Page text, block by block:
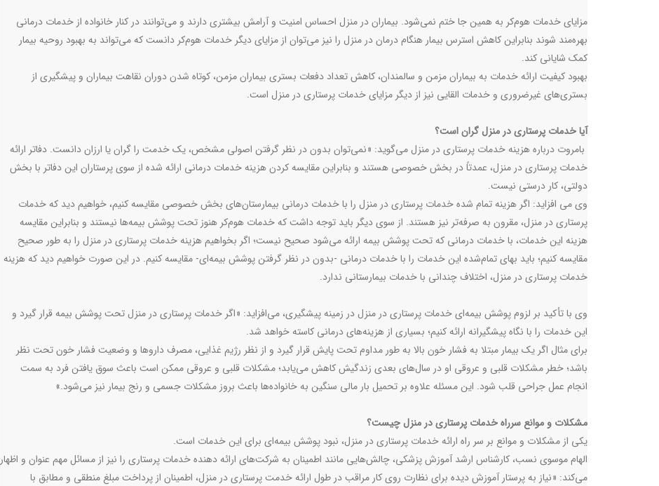
مزایای خدمات هوم‌کر به همین جا ختم نمی‌شود. بیماران در منزل احساس امنیت و آرامش بیشتری دارند و می‌توانند در کنار خانواده از خدمات درمانی
بهره‌مند شوند بنابراین کاهش استرس بیمار هنگام درمان در منزل را نیز می‌توان از مزایای دیگر خدمات هوم‌کر دانست که می‌تواند به بهبود روحیه بیمار
کمک شایانی کند.
بهبود کیفیت ارائه خدمات به بیماران مزمن و سالمندان، کاهش تعداد دفعات بستری بیماران مزمن، کوتاه شدن دوران نقاهت بیماران و پیشگیری از
بستری‌های غیرضروری و خدمات القایی نیز از دیگر مزایای خدمات پرستاری در منزل است.
آیا خدمات پرستاری در منزل گران است؟
بامروت درباره هزینه خدمات پرستاری در منزل می‌گوید: «نمی‌توان بدون در نظر گرفتن اصولی مشخص، یک خدمت را گران یا ارزان دانست. دفاتر ارائه
خدمات پرستاری در منزل، عمدتاً در بخش خصوصی هستند و بنابراین مقایسه کردن هزینه خدمات درمانی ارائه شده از سوی پرستاران این دفاتر با بخش
دولتی، کار درستی نیست.
وی می افزاید: اگر هزینه تمام شده خدمات پرستاری در منزل را با خدمات درمانی بیمارستان‌های بخش خصوصی مقایسه کنیم، خواهیم دید که خدمات
پرستاری در منزل، مقرون ‌به‌ صرفه‌تر نیز هستند. از سوی دیگر باید توجه داشت که خدمات هوم‌کر هنوز تحت پوشش بیمه‌ها نیستند و بنابراین مقایسه
هزینه‌ این خدمات، با خدمات درمانی که تحت پوشش بیمه ارائه می‌شود صحیح نیست؛ اگر بخواهیم هزینه خدمات پرستاری در منزل را به طور صحیح
مقایسه کنیم؛ باید بهای تمام‌شده این خدمات را با خدمات درمانی -بدون در نظر گرفتن پوشش بیمه‌ای- مقایسه کنیم. در این صورت خواهیم دید که هزینه
خدمات پرستاری در منزل، اختلاف چندانی با خدمات بیمارستانی ندارد.
وی با تأکید بر لزوم پوشش بیمه‌ای خدمات پرستاری در منزل در زمینه پیشگیری، می‌افزاید: «اگر خدمات پرستاری در منزل تحت پوشش بیمه قرار گیرد و
این خدمات را با نگاه پیشگیرانه ارائه کنیم؛ بسیاری از هزینه‌های درمانی کاسته خواهد شد.
برای مثال اگر یک بیمار مبتلا به فشار خون بالا به طور مداوم تحت پایش قرار گیرد و از نظر رژیم غذایی، مصرف داروها و وضعیت فشار خون تحت نظر
باشد؛ خطر مشکلات قلبی و عروقی او در سال‌های بعدی زندگیش کاهش می‌یابد؛ مشکلات قلبی و عروقی ممکن است باعث سوق یافتن فرد به سمت
انجام عمل جراحی قلب ‌شود. این مسئله علاوه بر تحمیل بار مالی سنگین به خانواده‌ها باعث بروز مشکلات جسمی و رنج بیمار نیز می‌شود.»
مشکلات و موانع سرراه خدمات پرستاری در منزل چیست؟
یکی از مشکلات و موانع بر سر راه ارائه خدمات پرستاری در منزل، نبود پوشش بیمه‌ای برای این خدمات است.
الهام موسوی نسب، کارشناس ارشد آموزش پزشکی، چالش‌هایی مانند اطمینان به شرکت‌های ارائه دهنده خدمات پرستاری را نیز از مسائل مهم عنوان و اظهار
می‌کند: «نیاز به پرستار آموزش دیده برای نظارت روی کار مراقب در طول ارائه خدمت پرستاری در منزل، اطمینان از پرداخت مبلغ منطقی و مطابق با